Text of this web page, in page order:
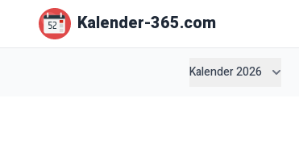
Kalender-365.com
Kalender 2026